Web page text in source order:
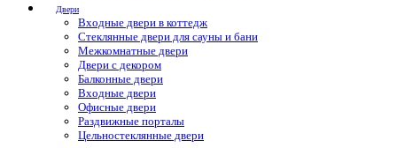
Двери
Входные двери в коттедж
Стеклянные двери для сауны и бани
Межкомнатные двери
Двери с декором
Балконные двери
Входные двери
Офисные двери
Раздвижные порталы
Цельностеклянные двери